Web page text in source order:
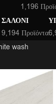
1,196
ΣΑΛΌΝΙ
9,194 Προϊόντα
wash